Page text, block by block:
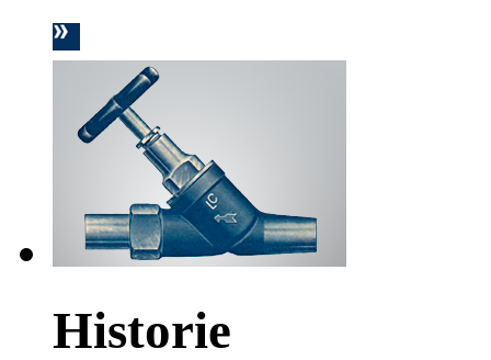
Historie